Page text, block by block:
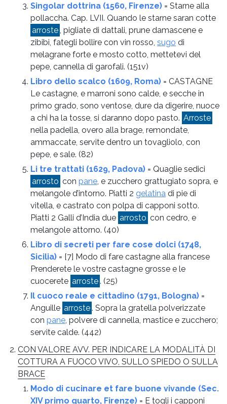
Singolar dottrina (1560, Firenze) = Starne alla
pollaccha. Cap. LVII. Quando le starne saran cotte
arroste, pigliate di dattali, prune damascene e
zibibi, fategli bollire con vin rosso, sugo di
melagrane forte e mosto cotto, mettetevi del
pepe, cannella di garofali. (151v)
Libro dello scalco (1609, Roma) = CASTAGNE
Le castagne, e marroni sono calde, e secche in
primo grado, sono ventose, dure da digerire, nuoce
a chi ha la tosse, si daranno dopo pasto. Arroste
nella padella, overo alla brage, remondate,
ammaccate, servite dentro un tovagliolo, con
pepe, e sale. (82)
Li tre trattati (1629, Padova) = Quaglie sedici
arrosto con pane, e zucchero grattugiato sopra, e
melangole d’intorno. Piatti 2 gelatina di pie di
vitella, e castrato con polpa di capponi sotto.
Piatti 2 Galli d’India due arrosto con cedro, e
melangole attorno. (40)
Libro di secreti per fare cose dolci (1748,
Sicilia) = [7] Modo di fare castagne alla francese
Prenderete le vostre castagne grosse e le
cuocerete arroste. (25)
Il cuoco reale e cittadino (1791, Bologna) =
Anguille arroste. Sopra la gratella polverizzate
con pane, polvere di cannella, mastice e zucchero;
servite calde. (442)
CON VALORE AVV. PER INDICARE LA MODALITÀ DI
COTTURA A FUOCO VIVO, SULLO SPIEDO O SULLA
BRACE
Modo di cucinare et fare buone vivande (Sec.
XIV primo quarto, Firenze) = E togli i capponi